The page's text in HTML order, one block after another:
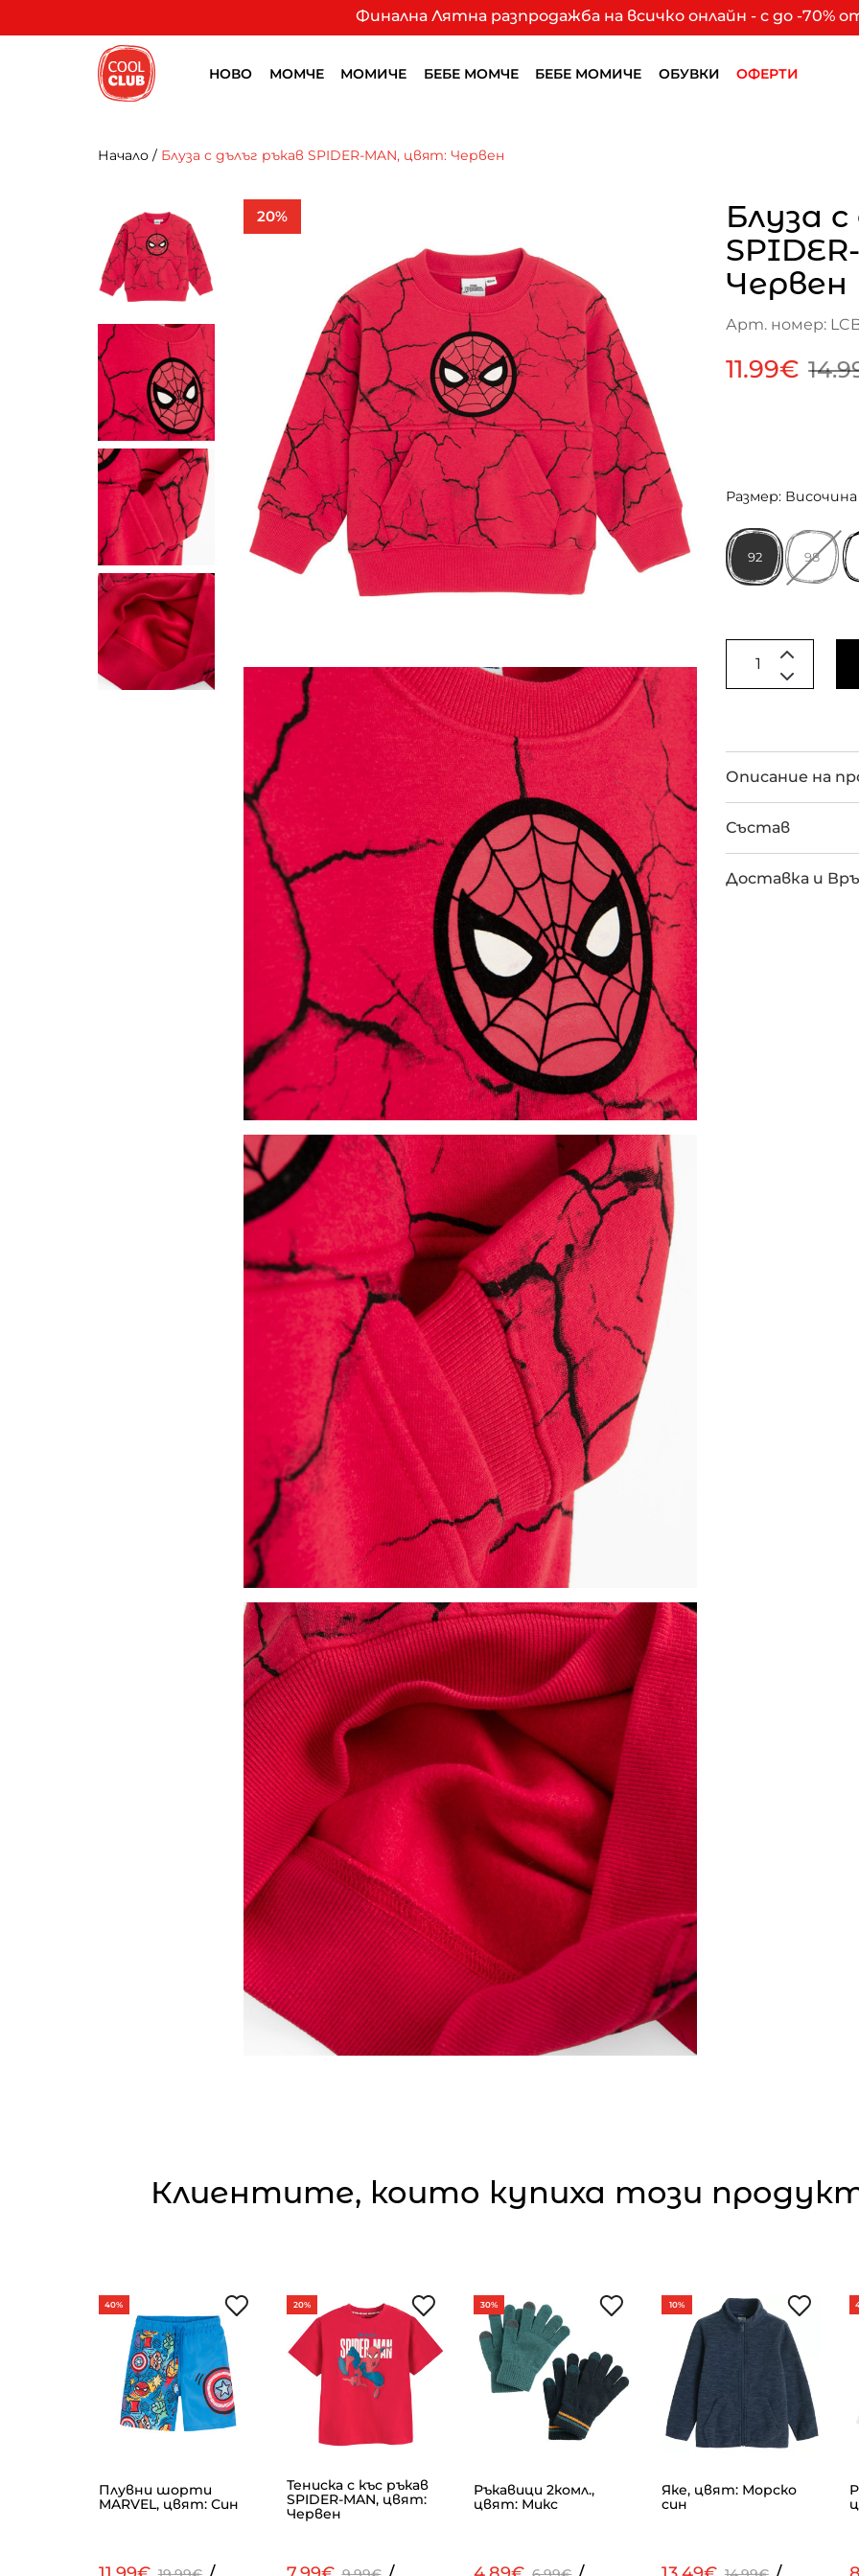
Финална Лятна разпродажба на всичко онлайн - с до -70%
НОВО МОМЧЕ МОМИЧЕ БЕБЕ МОМЧЕ БЕБЕ МОМИЧЕ ОБУВКИ ОФЕРТИ
Начало / Блуза с дълъг ръкав SPIDER-MAN, цвят: Червен
20%
Блуза
Червен
Арт. номер:
11.99€
Размер:
92 98
Описание на
Състав
Доставка и
Клиентите, които купиха този
40%
Плувни шорти
MARVEL, цвят: Син
20%
Тениска с къс ръкав
SPIDER-MAN, цвят:
Червен
30%
Ръкавици 2комл.,
цвят: Микс
10%
Яке, цвят: Морско
син